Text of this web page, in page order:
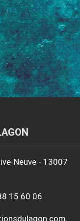
Neuve - 13007
15 60 06